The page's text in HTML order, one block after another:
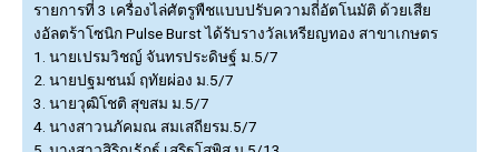
รายการที่ 3 เครื่องไล่ศัตรูพืชแบบปรับความถี่อัตโนมัติ ด้วยเสีย
งอัลตร้าโซนิก Pulse Burst ได้รับรางวัลเหรียญทอง สาขาเกษตร
1. นายเปรมวิชญ์ จันทรประดิษฐ์ ม.5/7
2. นายปฐมชนม์ ฤทัยผ่อง ม.5/7
3. นายวุฒิโชติ สุขสม ม.5/7
4. นางสาวนภัคมณ สมเสถียรม.5/7